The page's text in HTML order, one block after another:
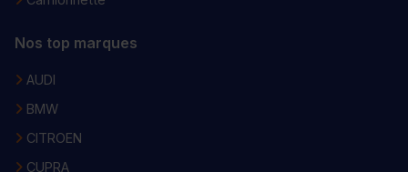
Nos top marques
AUDI
BMW
CITROEN
CUPRA